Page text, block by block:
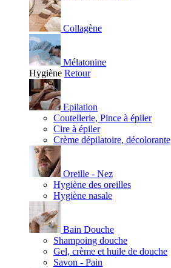
Collagène
Mélatonine
Hygiène Retour
Epilation
Coutellerie, Pince à épiler
Cire à épiler
Crème dépilatoire, décolorante
Oreille - Nez
Hygiène des oreilles
Hygiène nasale
Bain Douche
Shampoing douche
Gel, crème et huile de douche
Savon - Pain